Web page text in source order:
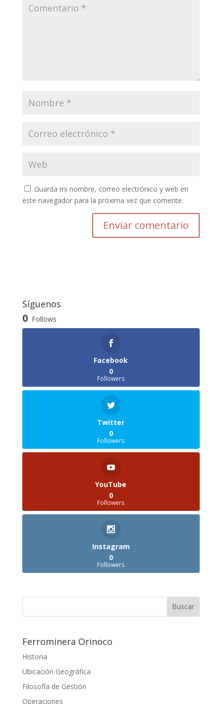
Guarda mi nombre, correo electrónico y web en
este navegador para la próxima vez que comente.
Enviar comentario
Síguenos
0 Follows
Facebook
0
Followers
Twitter
0
Followers
YouTube
0
Followers
Instagram
0
Followers
Ferrominera Orinoco
Historia
Ubicación Geográfica
Filosofía de Gestión
Operaciones